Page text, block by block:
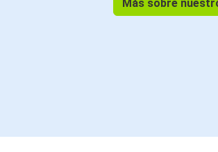
Más sobre